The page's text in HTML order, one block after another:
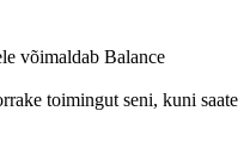
võimaldab Balance
toimingut seni, kuni saate